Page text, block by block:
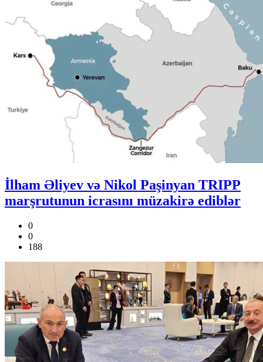
İlham Əliyev və Nikol Paşinyan TRIPP
marşrutunun icrasını müzakirə ediblər
0
0
188